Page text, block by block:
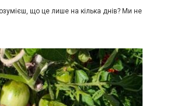
що це лише на кілька днів? Ми не